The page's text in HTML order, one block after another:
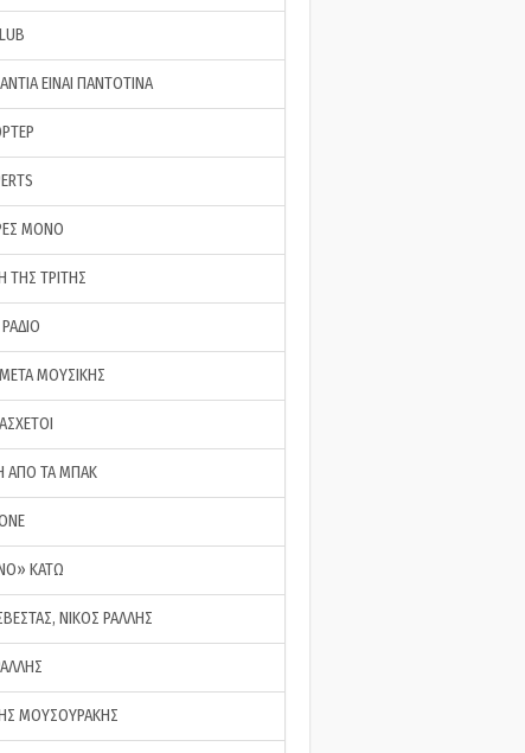
ΕΙΝΑΙ ΠΑΝΤΟΤΙΝΑ
ΜΟΝΟ
ΤΗΣ ΤΡΙΤΗΣ
ΜΟΥΣΙΚΗΣ
ΑΠΟ ΤΑ ΜΠΑΚ
ΚΑΤΩ
ΝΙΚΟΣ ΡΑΛΛΗΣ
ΜΟΥΣΟΥΡΑΚΗΣ